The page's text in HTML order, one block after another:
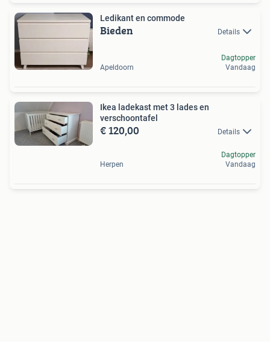
Ledikant en commode
Bieden Details
Apeldoorn
Dagtopper
Vandaag
Ikea ladekast met 3 lades en
verschoontafel
€ 120,00 Details
Herpen
Dagtopper
Vandaag